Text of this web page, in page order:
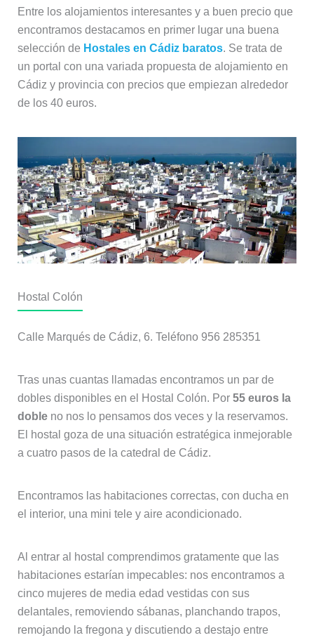
Entre los alojamientos interesantes y a buen precio que
encontramos destacamos en primer lugar una buena
selección de Hostales en Cádiz baratos. Se trata de
un portal con una variada propuesta de alojamiento en
Cádiz y provincia con precios que empiezan alrededor
de los 40 euros.
Hostal Colón
Calle Marqués de Cádiz, 6. Teléfono 956 285351
Tras unas cuantas llamadas encontramos un par de
dobles disponibles en el Hostal Colón. Por 55 euros la
dobleno nos lo pensamos dos veces y la reservamos.
El hostal goza de una situación estratégica inmejorable
a cuatro pasos de la catedral de Cádiz.
Encontramos las habitaciones correctas, con ducha en
el interior, una mini tele y aire acondicionado.
Al entrar al hostal comprendimos gratamente que las
habitaciones estarían impecables: nos encontramos a
cinco mujeres de media edad vestidas con sus
delantales, removiendo sábanas, planchando trapos,
remojando la fregona y discutiendo a destajo entre